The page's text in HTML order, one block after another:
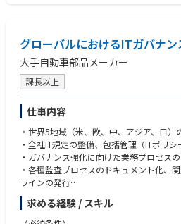
◆具体的な仕事内容に対しての期待する成
モーションコントローラや制御アルゴリ
メカ機構と制御をシステムを構想段階か
要な状態です。
短期的には機構設計・メカ設計の専門性
方向性について顧客提案や整合を行い、
ただく事を期待しています。
また、中長期的には技術戦略の策定と人
を確立する必要があります。業界や顧客
の連携を考慮し、自社が取るべき戦略を
論を通じて具体化し、実行しに移していく
顧客との具体的な開発を進めながら並行
いく事になりますが、メンバと共に発想
ら描いていく事を期待しています。
◆使用する開発言語・ソフト・装置/機器
MATLAB/Simulink、LabVIEW
Solidworks、CREO（Pro/E）
レーザ干渉計、オートコリメータなど
グローバルにおけるITガバナ
大手自動車部品メーカー
課長以上
仕事内容
・世界5地域（米、欧、中、アジア、日）
・全社IT規定の整備、包括管理（ITポリシ
・ガバナンス強化に向けた業務プロセス
・各種監査プロセスのドキュメント化、
ラインの発行
・リスクマネジメント、及び全社リスク管
・ITの目的意識を定義、明確化しその達成
Tビジョンやミッションに取り込み、戦略
求める経験 / スキル